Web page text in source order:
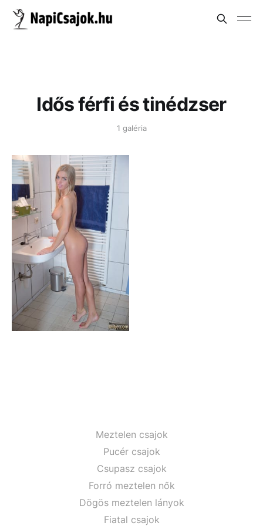
Idős férfi és tinédzser
1 galéria
Meztelen csajok
Pucér csajok
Csupasz csajok
Forró meztelen nők
Dögös meztelen lányok
Fiatal csajok